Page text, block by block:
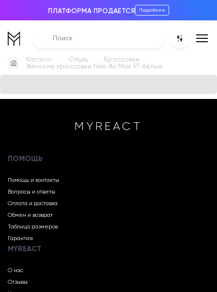
ПЛАТФОРМА ПРОДАЕТСЯ Подробнее
Каталог Обувь
Кроссовки
Женские кроссовки Nike Air Max 97 белые
MYREACT
ПОМОЩЬ
Помощь и контакты
Вопросы и ответы
Оплата и доставка
Обмен и возврат
Таблица размеров
Гарантия
MYREACT
О нас
Отзывы